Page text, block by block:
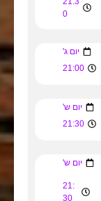
0
יום ג'
21:00
יום ש'
21:30
יום ש'
21:
30